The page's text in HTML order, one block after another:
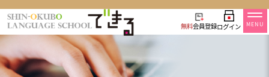
無料会員登録ログイン MENU